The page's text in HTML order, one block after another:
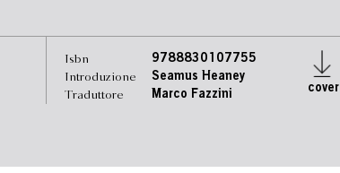
Isbn
Introduzione
Traduttore
9788830107755
Seamus Heaney
Marco Fazzini
cover